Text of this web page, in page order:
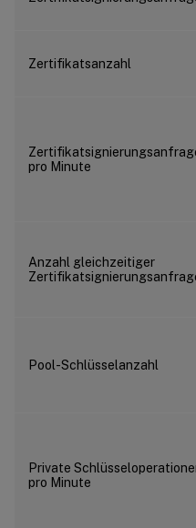
Zertifikatsanzahl
pro Minute
Anzahl gleichzeitiger
Pool-Schlüsselanzahl
Private
pro Minute